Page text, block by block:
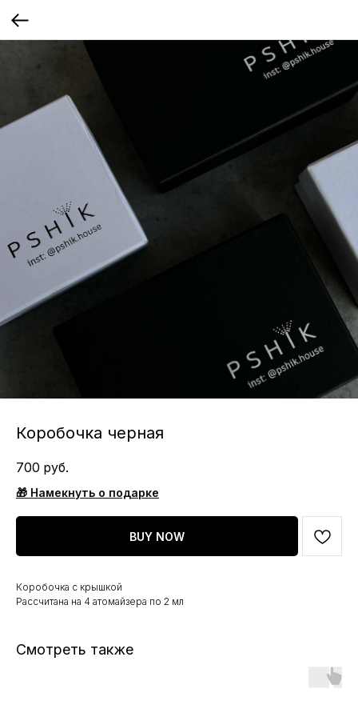
Коробочка черная
700 руб.
🎁 Намекнуть о подарке
BUY NOW
Коробочка с крышкой
Рассчитана на 4 атомайзера по 2 мл
Смотреть также